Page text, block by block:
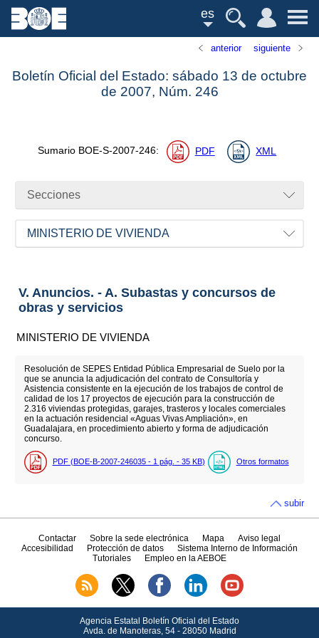
es
anterior siguiente
Boletín Oficial del Estado: sábado 13 de octubre
de 2007, Núm. 246
Sumario BOE-S-2007-246: PDF XML
Secciones
MINISTERIO DE VIVIENDA
V. Anuncios. - A. Subastas y concursos de
obras y servicios
MINISTERIO DE VIVIENDA
Resolución de SEPES Entidad Pública Empresarial de Suelo por la
que se anuncia la adjudicación del contrato de Consultoría y
Asistencia consistente en la ejecución de los trabajos de control de
calidad de los 17 proyectos de ejecución para la construcción de
2.316 viviendas protegidas, garajes, trasteros y locales comerciales
en la actuación residencial «Aguas Vivas Ampliación», en
Guadalajara, en procedimiento abierto y forma de adjudicación
concurso.
PDF (BOE-B-2007-246035 - 1 pág. - 35 KB) Otros formatos
subir
Contactar Sobre la sede electrónica Mapa
Aviso legal
Accesibilidad
Protección de datos
Sistema Interno de Información
Tutoriales
Empleo en la AEBOE
Agencia Estatal Boletín Oficial del Estado
Avda. de Manoteras, 54 - 28050 Madrid